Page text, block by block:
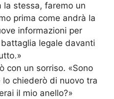
la stessa, faremo un
prima come andrà la
informazioni per
legale davanti
con un sorriso. «Sono
chiederò di nuovo tra
il mio anello?»